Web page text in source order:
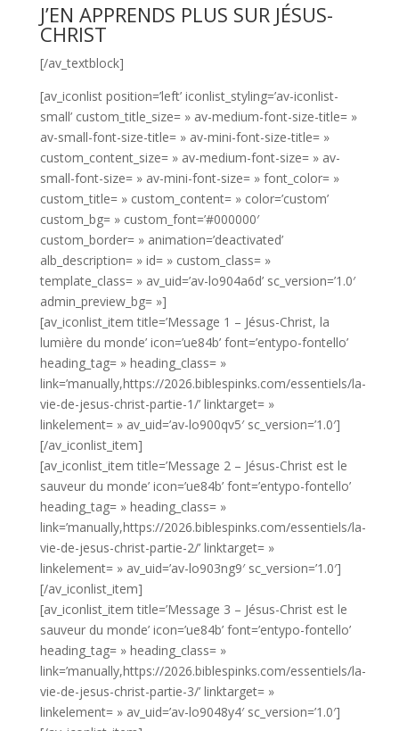
J’EN APPRENDS PLUS SUR JÉSUS-
CHRIST
[/av_textblock]
[av_iconlist position=’left’ iconlist_styling=’av-iconlist-
small’ custom_title_size= » av-medium-font-size-title= »
av-small-font-size-title= » av-mini-font-size-title= »
custom_content_size= » av-medium-font-size= » av-
small-font-size= » av-mini-font-size= » font_color= »
custom_title= » custom_content= » color=’custom’
custom_bg= » custom_font=’#000000′
custom_border= » animation=’deactivated’
alb_description= » id= » custom_class= »
template_class= » av_uid=’av-lo904a6d’ sc_version=’1.0′
admin_preview_bg= »]
[av_iconlist_item title=’Message 1 – Jésus-Christ, la
lumière du monde’ icon=’ue84b’ font=’entypo-fontello’
heading_tag= » heading_class= »
link=’manually,https://2026.biblespinks.com/essentiels/la-
vie-de-jesus-christ-partie-1/’ linktarget= »
linkelement= » av_uid=’av-lo900qv5′ sc_version=’1.0′]
[/av_iconlist_item]
[av_iconlist_item title=’Message 2 – Jésus-Christ est le
sauveur du monde’ icon=’ue84b’ font=’entypo-fontello’
heading_tag= » heading_class= »
link=’manually,https://2026.biblespinks.com/essentiels/la-
vie-de-jesus-christ-partie-2/’ linktarget= »
linkelement= » av_uid=’av-lo903ng9′ sc_version=’1.0′]
[/av_iconlist_item]
[av_iconlist_item title=’Message 3 – Jésus-Christ est le
sauveur du monde’ icon=’ue84b’ font=’entypo-fontello’
heading_tag= » heading_class= »
link=’manually,https://2026.biblespinks.com/essentiels/la-
vie-de-jesus-christ-partie-3/’ linktarget= »
linkelement= » av_uid=’av-lo9048y4′ sc_version=’1.0′]